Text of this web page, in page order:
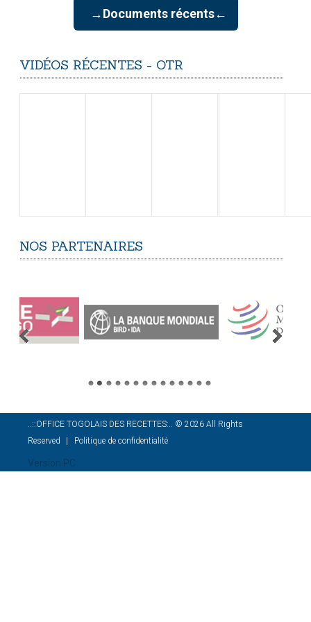
→Documents récents←
VIDÉOS RÉCENTES - OTR
NOS PARTENAIRES
..::OFFICE TOGOLAIS DES RECETTES:.. © 2026 All Rights
Reserved
Politique de confidentialité
Version PC